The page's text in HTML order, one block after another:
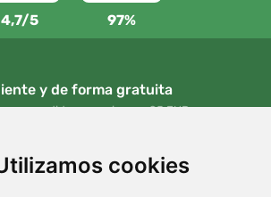
cookies
4,7/5 97%
y de forma gratuita
para pedidos superiores a 95 EUR
devoluciones gratuitos
o cambiar su pedido en cualquier momento
90 días